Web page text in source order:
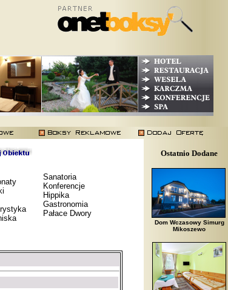
Sanatoria
Konferencje
Hippika
Gastronomia
Pałace Dwory
Ostatnio Dodane
Dom Wczasowy Simurg
Mikoszewo